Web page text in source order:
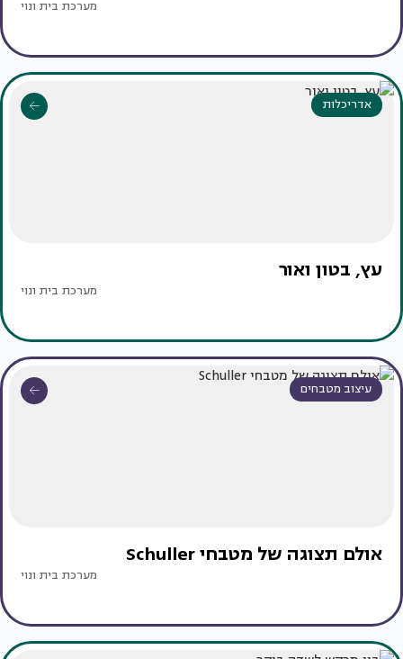
מערכת בית ונוי
אדריכלות
עץ, בטון ואור
מערכת בית ונוי
עיצוב מטבחים
אולם תצוגה של מטבחי Schuller
מערכת בית ונוי